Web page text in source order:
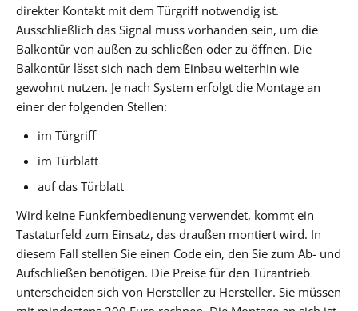
direkter Kontakt mit dem Türgriff notwendig ist.
Ausschließlich das Signal muss vorhanden sein, um die
Balkontür von außen zu schließen oder zu öffnen. Die
Balkontür lässt sich nach dem Einbau weiterhin wie
gewohnt nutzen. Je nach System erfolgt die Montage an
einer der folgenden Stellen:
im Türgriff
im Türblatt
auf das Türblatt
Wird keine Funkfernbedienung verwendet, kommt ein
Tastaturfeld zum Einsatz, das draußen montiert wird. In
diesem Fall stellen Sie einen Code ein, den Sie zum Ab- und
Aufschließen benötigen. Die Preise für den Türantrieb
unterscheiden sich von Hersteller zu Hersteller. Sie müssen